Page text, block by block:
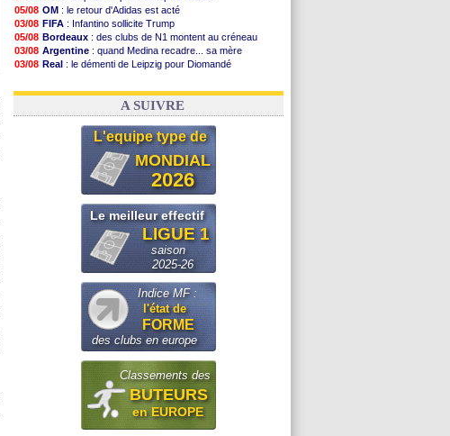
05/08 OM : le retour d'Adidas est acté
03/08 FIFA : Infantino sollicite Trump
05/08 Bordeaux : des clubs de N1 montent au créneau
03/08 Argentine : quand Medina recadre... sa mère
03/08 Real : le démenti de Leipzig pour Diomandé
03/08 OM: Paixão attire un 2e club anglais
A SUIVRE
L'equipe type de
MONDIAL
2026
Le meilleur effectif
LIGUE 1
saison
2025-26
Indice MF :
l'état de
FORME
des clubs en europe
Classements des
BUTEURS
en EUROPE